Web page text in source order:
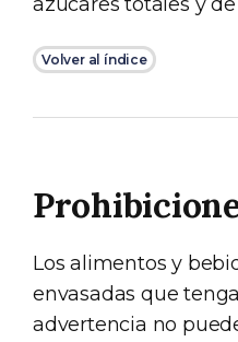
Volver al índice
Los alimentos y
envasadas que
advertencia no